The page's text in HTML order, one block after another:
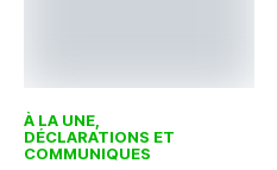
À LA UNE
DÉCLARATIONS ET
COMMUNIQUES